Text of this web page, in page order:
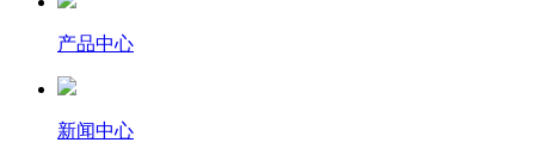
产品中心
新闻中心